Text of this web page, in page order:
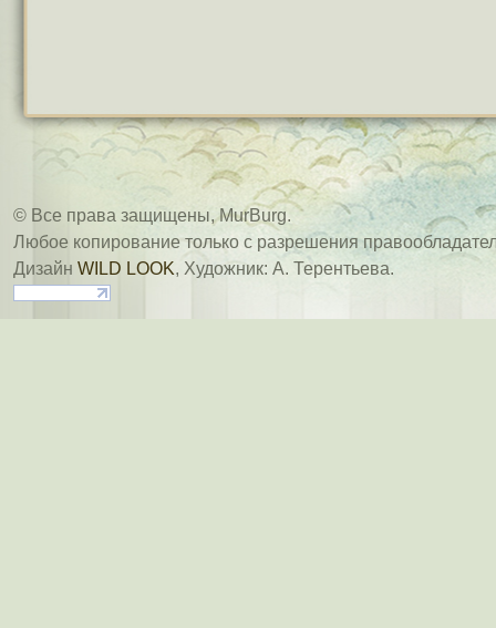
© Все права защищены, MurBurg.
Любое копирование только с разрешения
Дизайн WILD LOOK, Художник: А. Терентьева.